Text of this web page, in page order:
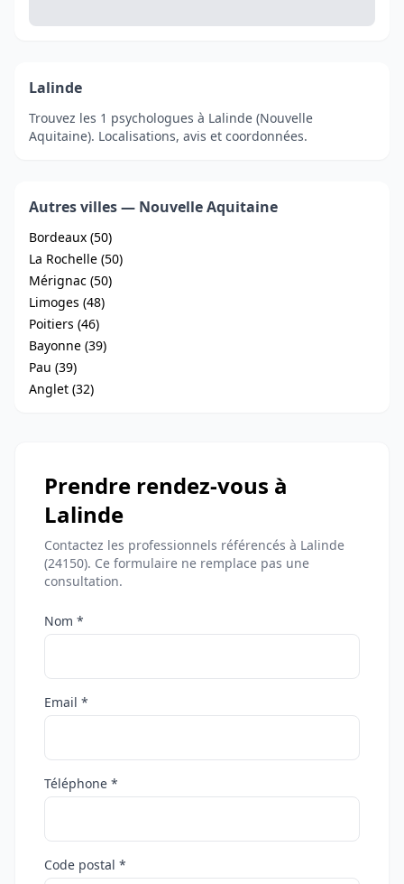
Lalinde
Trouvez les 1 psychologues à Lalinde (Nouvelle
Aquitaine). Localisations, avis et coordonnées.
Autres villes — Nouvelle Aquitaine
Bordeaux (50)
La Rochelle (50)
Mérignac (50)
Limoges (48)
Poitiers (46)
Bayonne (39)
Pau (39)
Anglet (32)
Prendre rendez-vous à
Lalinde
Contactez les professionnels référencés à Lalinde
(24150). Ce formulaire ne remplace pas une
consultation.
Nom *
Email *
Téléphone *
Code postal *